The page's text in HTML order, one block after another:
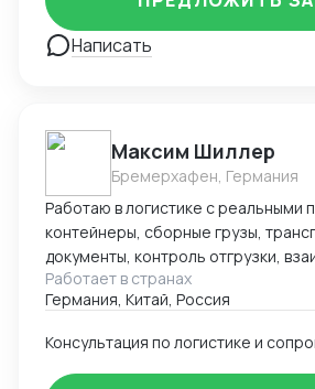
Написать
Максим Шиллер
Бремерхафен, Германия
Работаю в логистике с реальными
контейнеры, сборные грузы,
документы, контроль отгрузки,
агентами и перевозчиками.
логистике из Европы, умею
в нестандартных ситуациях и
контролем. Работаю из Германии,
удалённому сотрудничеству.
Работает в странах
Германия, Китай, Россия